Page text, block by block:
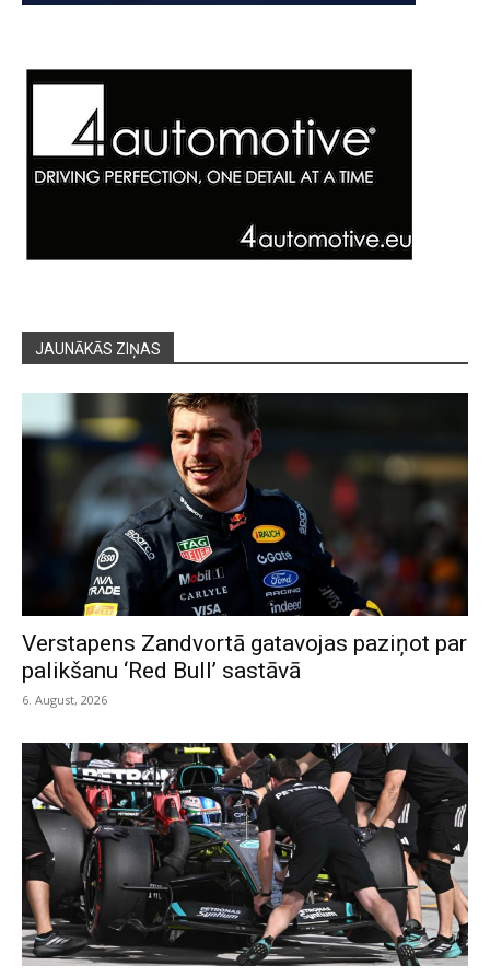
JAUNĀKĀS ZIŅAS
Verstapens Zandvortā gatavojas paziņot par
palikšanu ‘Red Bull’ sastāvā
6. August, 2026